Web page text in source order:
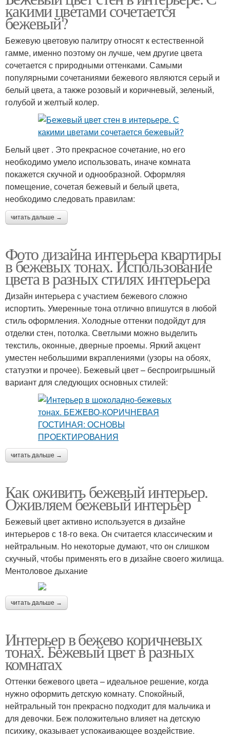
какими цветами сочетается
бежевый?
Бежевую цветовую палитру относят к естественной
гамме, именно поэтому он лучше, чем другие цвета
сочетается с природными оттенками. Самыми
популярными сочетаниями бежевого являются серый и
белый цвета, а также розовый и коричневый, зеленый,
голубой и желтый колер.
Белый цвет . Это прекрасное сочетание, но его
необходимо умело использовать, иначе комната
покажется скучной и однообразной. Оформляя
помещение, сочетая бежевый и белый цвета,
необходимо следовать правилам:
читать дальше →
Фото дизайна интерьера квартиры
в бежевых тонах. Использование
цвета в разных стилях интерьера
Дизайн интерьера с участием бежевого сложно
испортить. Умеренные тона отлично впишутся в любой
стиль оформления. Холодные оттенки подойдут для
отделки стен, потолка. Светлыми можно выделить
текстиль, оконные, дверные проемы. Яркий акцент
уместен небольшими вкраплениями (узоры на обоях,
статуэтки и прочее). Бежевый цвет – беспроигрышный
вариант для следующих основных стилей:
читать дальше →
Как оживить бежевый интерьер.
Оживляем бежевый интерьер
Бежевый цвет активно используется в дизайне
интерьеров с 18-го века. Он считается классическим и
нейтральным. Но некоторые думают, что он слишком
скучный, чтобы применять его в дизайне своего жилища.
Ментоловое дыхание
читать дальше →
Интерьер в бежево коричневых
тонах. Бежевый цвет в разных
комнатах
Оттенки бежевого цвета – идеальное решение, когда
нужно оформить детскую комнату. Спокойный,
нейтральный тон прекрасно подходит для мальчика и
для девочки. Беж положительно влияет на детскую
психику, оказывает успокаивающее воздействие.